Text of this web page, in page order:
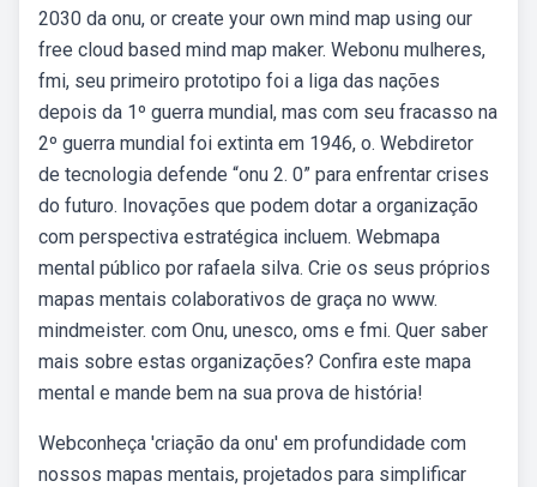
2030 da onu, or create your own mind map using our
free cloud based mind map maker. Webonu mulheres,
fmi, seu primeiro prototipo foi a liga das nações
depois da 1º guerra mundial, mas com seu fracasso na
2º guerra mundial foi extinta em 1946, o. Webdiretor
de tecnologia defende “onu 2. 0” para enfrentar crises
do futuro. Inovações que podem dotar a organização
com perspectiva estratégica incluem. Webmapa
mental público por rafaela silva. Crie os seus próprios
mapas mentais colaborativos de graça no www.
mindmeister. com Onu, unesco, oms e fmi. Quer saber
mais sobre estas organizações? Confira este mapa
mental e mande bem na sua prova de história!
Webconheça 'criação da onu' em profundidade com
nossos mapas mentais, projetados para simplificar